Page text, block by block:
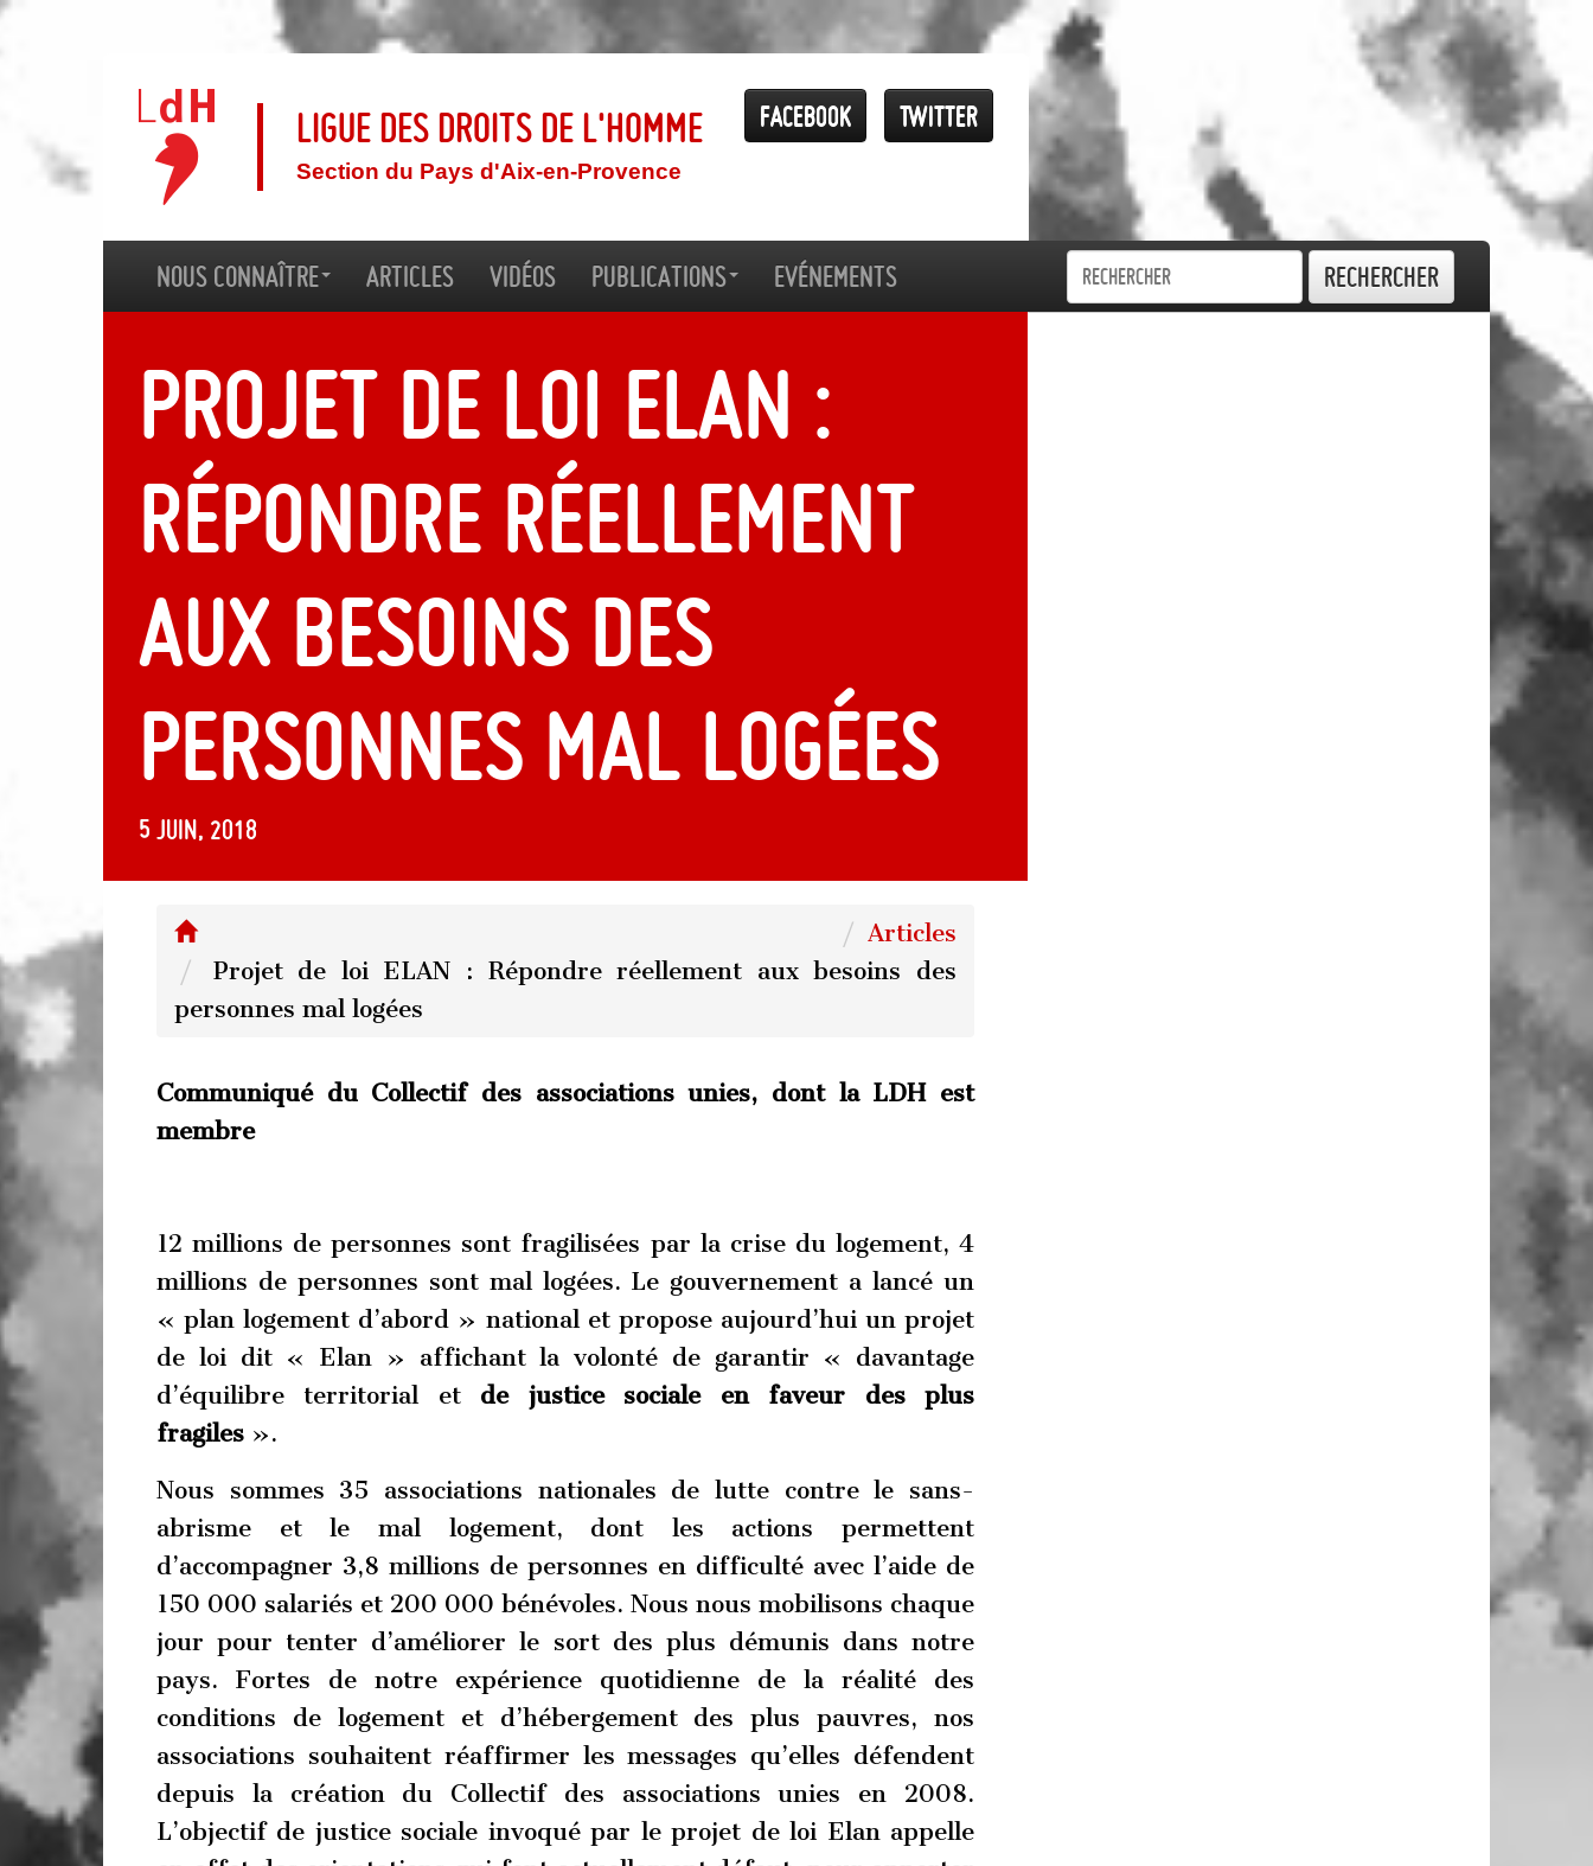
Twitter
Facebook
Ligue des droits de l'Homme
Section du Pays d'Aix-en-Provence
Nous connaître Articles Vidéos Publications Evénements Rechercher
Projet de loi ELAN :
Répondre réellement
aux besoins des
personnes mal logées
5 juin, 2018
Articles
Projet de loi ELAN : Répondre réellement aux besoins des
personnes mal logées
Communiqué du Collectif des associations unies, dont la LDH est
membre
12 millions de personnes sont fragilisées par la crise du logement, 4
millions de personnes sont mal logées. Le gouvernement a lancé un
« plan logement d’abord » national et propose aujourd’hui un projet
de loi dit « Elan » affichant la volonté de garantir « davantage
d’équilibre territorial et de justice sociale en faveur des plus
fragiles ».
Nous sommes 35 associations nationales de lutte contre le sans-
abrisme et le mal logement, dont les actions permettent
d’accompagner 3,8 millions de personnes en difficulté avec l’aide de
150 000 salariés et 200 000 bénévoles. Nous nous mobilisons chaque
jour pour tenter d’améliorer le sort des plus démunis dans notre
pays. Fortes de notre expérience quotidienne de la réalité des
conditions de logement et d’hébergement des plus pauvres, nos
associations souhaitent réaffirmer les messages qu’elles défendent
depuis la création du Collectif des associations unies en 2008.
L’objectif de justice sociale invoqué par le projet de loi Elan appelle